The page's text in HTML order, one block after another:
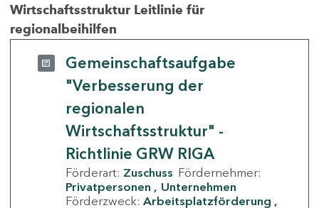
Wirtschaftsstruktur Leitlinie für
regionalbeihilfen
Gemeinschaftsaufgabe
"Verbesserung der
regionalen
Wirtschaftsstruktur" -
Richtlinie GRW RIGA
Förderart: Zuschuss Fördernehmer:
Privatpersonen
Unternehmen
Förderzweck: Arbeitsplatzförderung